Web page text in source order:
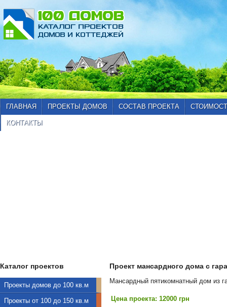
ГЛАВНАЯ ПРОЕКТЫ ДОМОВ СОСТАВ ПРОЕКТА
КОНТАКТЫ
Каталог проектов
Проекты домов до 100 кв.м
Проекты от 100 до 150 кв.м
Проект мансардного дома с
Мансардный пятикомнатный дом из
Цена проекта: 12000 грн